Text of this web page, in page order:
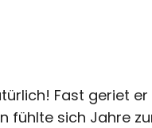
Fast geriet
fühlte sich Jahre